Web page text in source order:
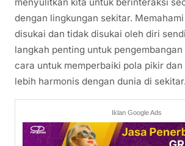
dengan lingkungan sekitar.
disukai dan tidak disukai oleh diri
langkah penting untuk
cara untuk memperbaiki pola pikir
lebih harmonis dengan dunia di sekitar.
Iklan Google Ads